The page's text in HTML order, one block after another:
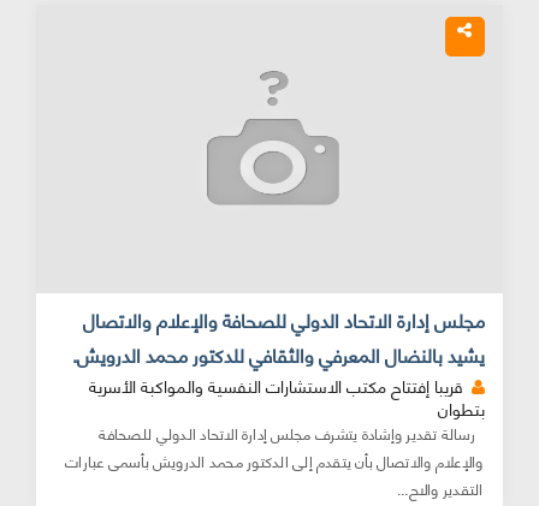
مجلس إدارة الاتحاد الدولي للصحافة والإعلام والاتصال
يشيد بالنضال المعرفي والثقافي للدكتور محمد الدرويش.
قريبا إفتتاح مكتب الاستشارات النفسية والمواكبة الأسرية
بتطوان
رسالة تقدير وإشادة يتشرف مجلس إدارة الاتحاد الدولي للصحافة
والإعلام والاتصال بأن يتقدم إلى الدكتور محمد الدرويش بأسمى عبارات
التقدير والاح...